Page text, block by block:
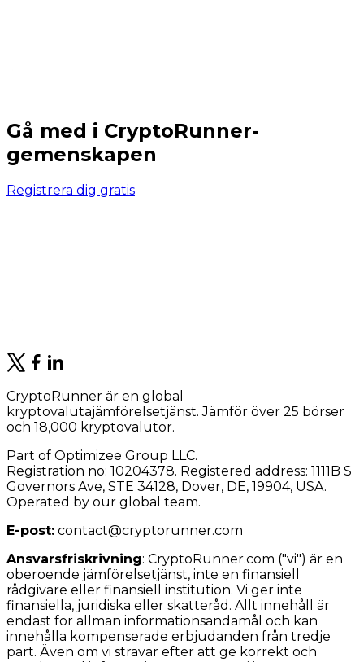
Gå med i CryptoRunner-
gemenskapen
Registrera dig gratis
CryptoRunner är en global
kryptovalutajämförelsetjänst. Jämför över 25 börser
och 18,000 kryptovalutor.
Part of Optimizee Group LLC.
Registration no: 10204378. Registered address: 1111B S
Governors Ave, STE 34128, Dover, DE, 19904, USA.
Operated by our global team.
E-post: contact@cryptorunner.com
Ansvarsfriskrivning: CryptoRunner.com ("vi") är en
oberoende jämförelsetjänst, inte en finansiell
rådgivare eller finansiell institution. Vi ger inte
finansiella, juridiska eller skatteråd. Allt innehåll är
endast för allmän informationsändamål och kan
innehålla kompenserade erbjudanden från tredje
part. Även om vi strävar efter att ge korrekt och